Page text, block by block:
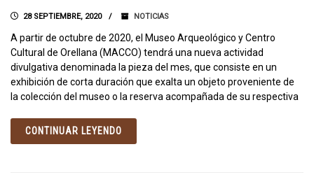
28 SEPTIEMBRE, 2020 NOTICIAS
A partir de octubre de 2020, el Museo Arqueológico y Centro
Cultural de Orellana (MACCO) tendrá una nueva actividad
divulgativa denominada la pieza del mes, que consiste en un
exhibición de corta duración que exalta un objeto proveniente de
la colección del museo o la reserva acompañada de su respectiva
CONTINUAR LEYENDO